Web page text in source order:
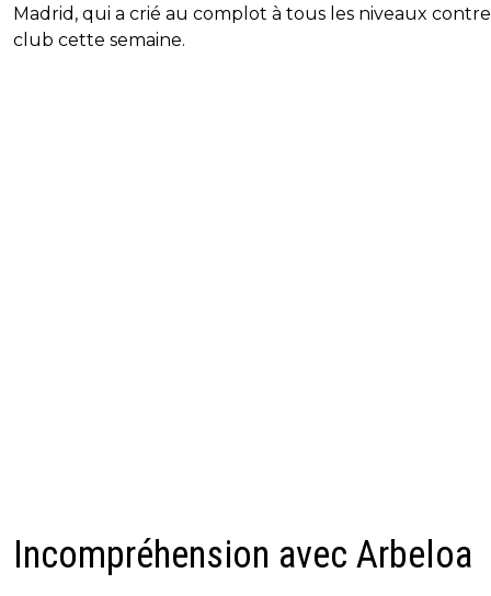
Madrid, qui a crié au complot à tous les niveaux
club cette semaine.
Incompréhension avec Arbeloa